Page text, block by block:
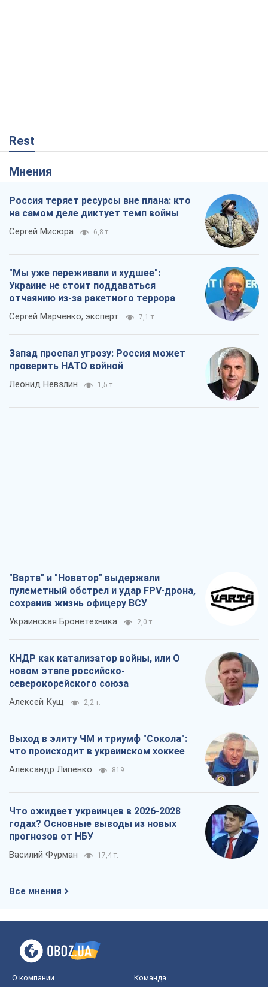
Rest
Мнения
Россия теряет ресурсы вне плана: кто
на самом деле диктует темп войны
Сергей Мисюра 6,8 т.
"Мы уже переживали и худшее":
Украине не стоит поддаваться
отчаянию из-за ракетного террора
Сергей Марченко, эксперт 7,1 т.
Запад проспал угрозу: Россия может
проверить НАТО войной
Леонид Невзлин 1,5 т.
"Варта" и "Новатор" выдержали
пулеметный обстрел и удар FPV-дрона,
сохранив жизнь офицеру ВСУ
Украинская Бронетехника 2,0 т.
КНДР как катализатор войны, или О
новом этапе российско-
северокорейского союза
Алексей Кущ 2,2 т.
Выход в элиту ЧМ и триумф "Сокола":
что происходит в украинском хоккее
Александр Липенко 819
Что ожидает украинцев в 2026-2028
годах? Основные выводы из новых
прогнозов от НБУ
Василий Фурман 17,4 т.
Все мнения
О компании Команда